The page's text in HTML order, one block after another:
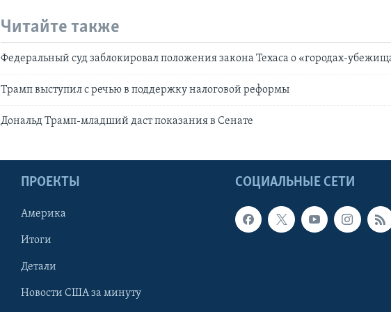
Читайте также
Федеральный суд заблокировал положения закона Техаса о «городах-
Трамп выступил c речью в поддержку налоговой реформы
Дональд Трамп-младший даст показания в Сенате
СОЦИАЛЬНЫЕ СЕТИ
ПРОЕКТЫ
Америка
Итоги
Детали
Новости США за минуту